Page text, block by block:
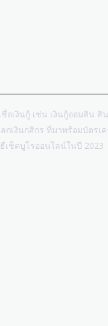
อเงินกู้ เช่น เงินกู้ออมสิน
เงินกสิกร ที่มาพร้อมบัตร
เช็คบูโรออนไลน์ในปี 2023